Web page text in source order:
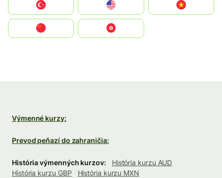
United States
中國香港特別行政區
Výmenné kurzy:
Prevod peňazí do zahraničia:
História výmenných kurzov:
História kurzu AUD
História kurzu GBP
História kurzu MXN